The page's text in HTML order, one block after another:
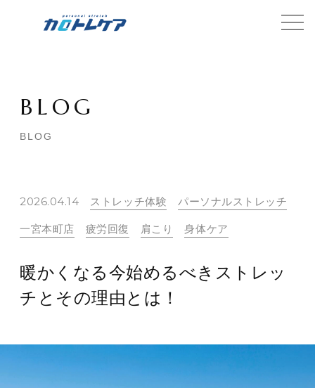
BLOG
BLOG
2026.04.14 ストレッチ体験 パーソナルストレッチ
一宮本町店 疲労回復 肩こり 身体ケア
暖かくなる今始めるべきストレッ
チとその理由とは！